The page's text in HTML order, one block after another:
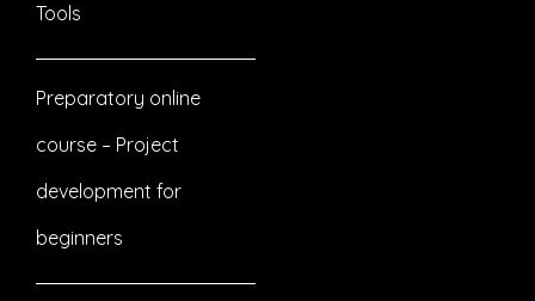
Tools
Preparatory online
course – Project
development for
beginners